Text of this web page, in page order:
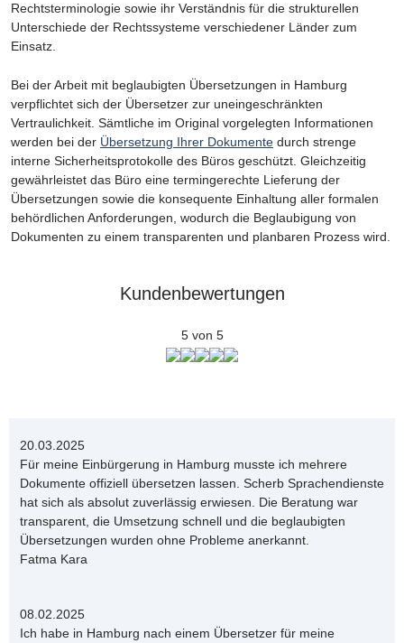
Rechtsterminologie sowie ihr Verständnis für die strukturellen
Unterschiede der Rechtssysteme verschiedener Länder zum
Einsatz.
Bei der Arbeit mit beglaubigten Übersetzungen in Hamburg
verpflichtet sich der Übersetzer zur uneingeschränkten
Vertraulichkeit. Sämtliche im Original vorgelegten Informationen
werden bei der Übersetzung Ihrer Dokumente durch strenge
interne Sicherheitsprotokolle des Büros geschützt. Gleichzeitig
gewährleistet das Büro eine termingerechte Lieferung der
Übersetzungen sowie die konsequente Einhaltung aller formalen
behördlichen Anforderungen, wodurch die Beglaubigung von
Dokumenten zu einem transparenten und planbaren Prozess wird.
Kundenbewertungen
5 von 5
20.03.2025
Für meine Einbürgerung in Hamburg musste ich mehrere
Dokumente offiziell übersetzen lassen. Scherb Sprachendienste
hat sich als absolut zuverlässig erwiesen. Die Beratung war
transparent, die Umsetzung schnell und die beglaubigten
Übersetzungen wurden ohne Probleme anerkannt.
Fatma Kara
08.02.2025
Ich habe in Hamburg nach einem Übersetzer für meine